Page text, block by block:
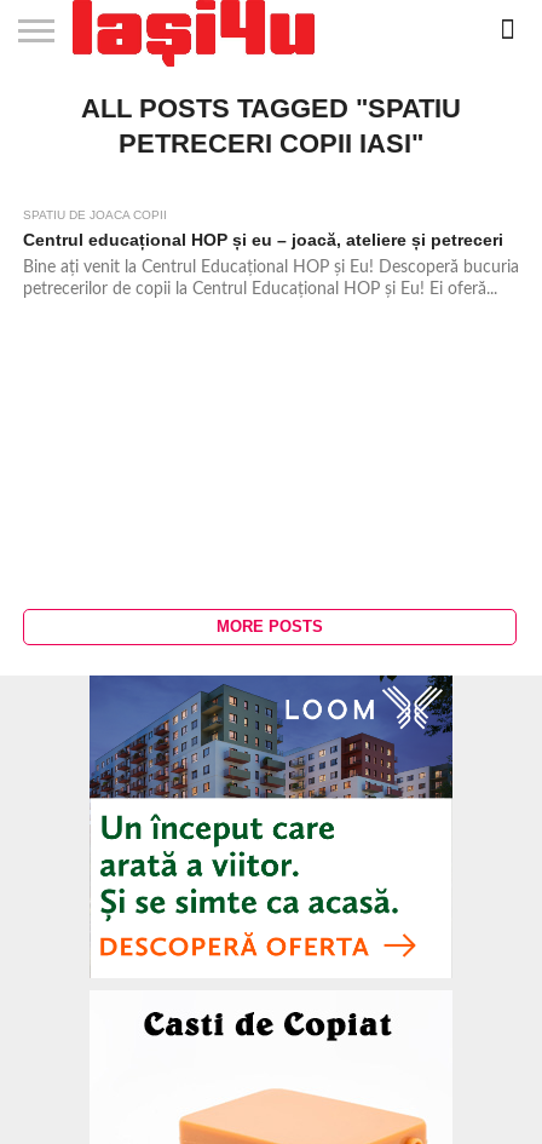
STIRI
APARTAMENTE
NOI IASI
STIRI
JOBS
FILME
CLUBURI /
DISCOTECI
BARURI /
CAFENELE
SALI DE
FORTA
SALOANE DE
INFRUMUSETARE
AGENTII
RESTAURANTE
IN IASI
PIZZA
PISCINA
IN IASI
FLORARII
RADIO
LIVE
SPALATORII
AUTO
TRACTARI
AUTO
CINEMA
TEATRU
HOTELURI
PENSIUNI
TEREN
SPORTIV
TEREN
TENIS
FARMACII
NON
COFFEE-
TO-GO
FIRME DE
PUBLICITATE
RENTALL POSTS TAGGED "SPATIU
PETRECERI COPII IASI"
SPATIU DE JOACA COPII
Centrul educațional HOP și eu – joacă, ateliere și petreceri
Bine ați venit la Centrul Educațional HOP și Eu! Descoperă bucuria
petrecerilor de copii la Centrul Educațional HOP și Eu! Ei oferă...
MORE POSTS